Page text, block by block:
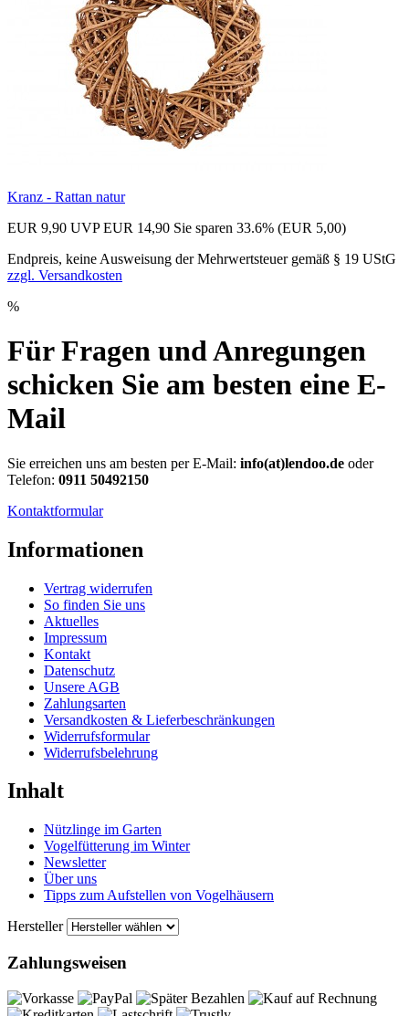
Kranz - Rattan natur
EUR 9,90 UVP EUR 14,90 Sie sparen 33.6% (EUR 5,00)
Endpreis, keine Ausweisung der Mehrwertsteuer gemäß § 19 UStG
zzgl. Versandkosten
%
Für Fragen und Anregungen
schicken Sie am besten eine E-
Mail
Sie erreichen uns am besten per E-Mail: info(at)lendoo.de oder
Telefon: 0911 50492150
Kontaktformular
Informationen
Vertrag widerrufen
So finden Sie uns
Aktuelles
Impressum
Kontakt
Datenschutz
Unsere AGB
Zahlungsarten
Versandkosten & Lieferbeschränkungen
Widerrufsformular
Widerrufsbelehrung
Inhalt
Nützlinge im Garten
Vogelfütterung im Winter
Newsletter
Über uns
Tipps zum Aufstellen von Vogelhäusern
Hersteller
Zahlungsweisen